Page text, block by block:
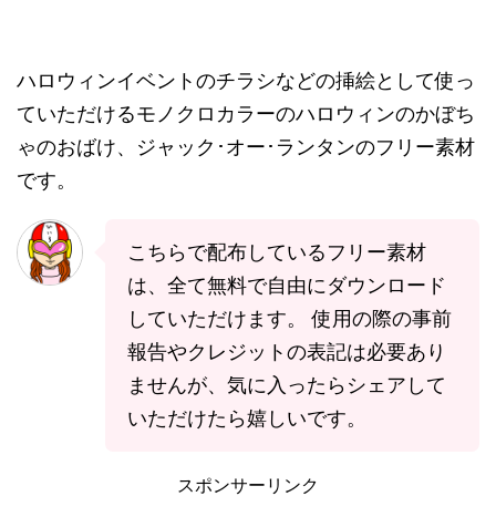
ハロウィンイベントのチラシなどの挿絵として使っ
ていただけるモノクロカラーのハロウィンのかぼち
ゃのおばけ、ジャック･オー･ランタンのフリー素材
です。
こちらで配布しているフリー素材
は、全て無料で自由にダウンロード
していただけます。 使用の際の事前
報告やクレジットの表記は必要あり
ませんが、気に入ったらシェアして
いただけたら嬉しいです。
スポンサーリンク